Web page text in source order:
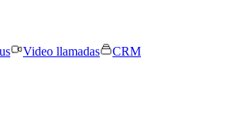
Video llamadas
CRM